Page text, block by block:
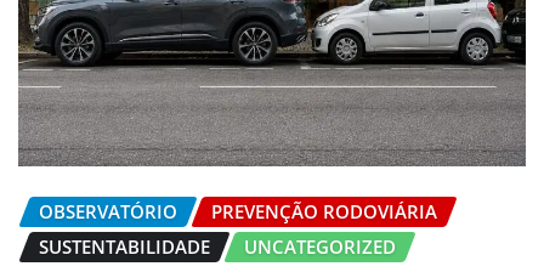
OBSERVATÓRIO
PREVENÇÃO RODOVIÁRIA
SUSTENTABILIDADE
UNCATEGORIZED